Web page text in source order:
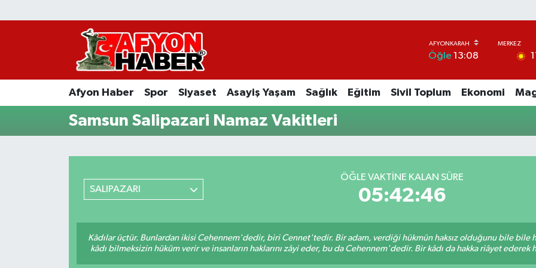
Öğle 13:08
Afyon Haber Spor Siyaset Asayiş Yaşam Sağlık Eğitim Sivil Toplum Ekonomi
Samsun Salipazari Namaz Vakitleri
SALIPAZARI
ÖĞLE VAKTINE KALAN SÜRE
05:42:46
Kâdılar üçtür. Bunlardan ikisi Cehennem'dedir, biri Cennet'tedir. Bir adam, verdiği hükmün haksız olduğunu bile bile
kâdı bilmeksizin hüküm verir ve insanların haklarını zâyi eder, bu da Cehennem'dedir. Bir kâdı da hakka riâyet
Afyon Haber
Spor
Asayiş Yaşam